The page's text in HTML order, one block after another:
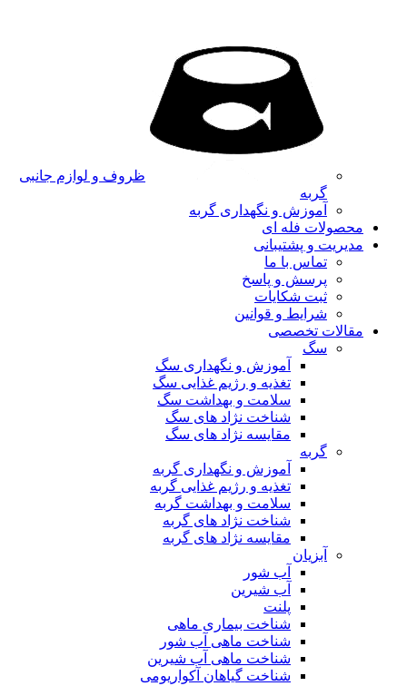
ظروف و لوازم جانبی
گربه
آموزش و نگهداری گربه
محصولات فله ای
مدیریت و پشتیبانی
تماس با ما
پرسش و پاسخ
ثبت شکایات
شرایط و قوانین
مقالات تخصصی
سگ
آموزش و نگهداری سگ
تغذیه و رژیم غذایی سگ
سلامت و بهداشت سگ
شناخت نژاد های سگ
مقایسه نژاد های سگ
گربه
آموزش و نگهداری گربه
تغذیه و رژیم غذایی گربه
سلامت و بهداشت گربه
شناخت نژاد های گربه
مقایسه نژاد های گربه
آبزیان
آب شور
آب شیرین
پلنت
شناخت بیماری ماهی
شناخت ماهی آب شور
شناخت ماهی آب شیرین
شناخت گیاهان آکواریومی